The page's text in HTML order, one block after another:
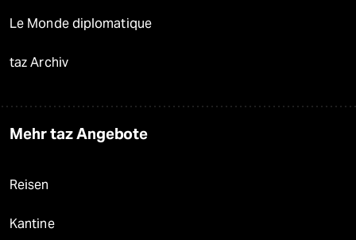
Le Monde diplomatique
taz Archiv
Mehr taz Angebote
Reisen
Kantine